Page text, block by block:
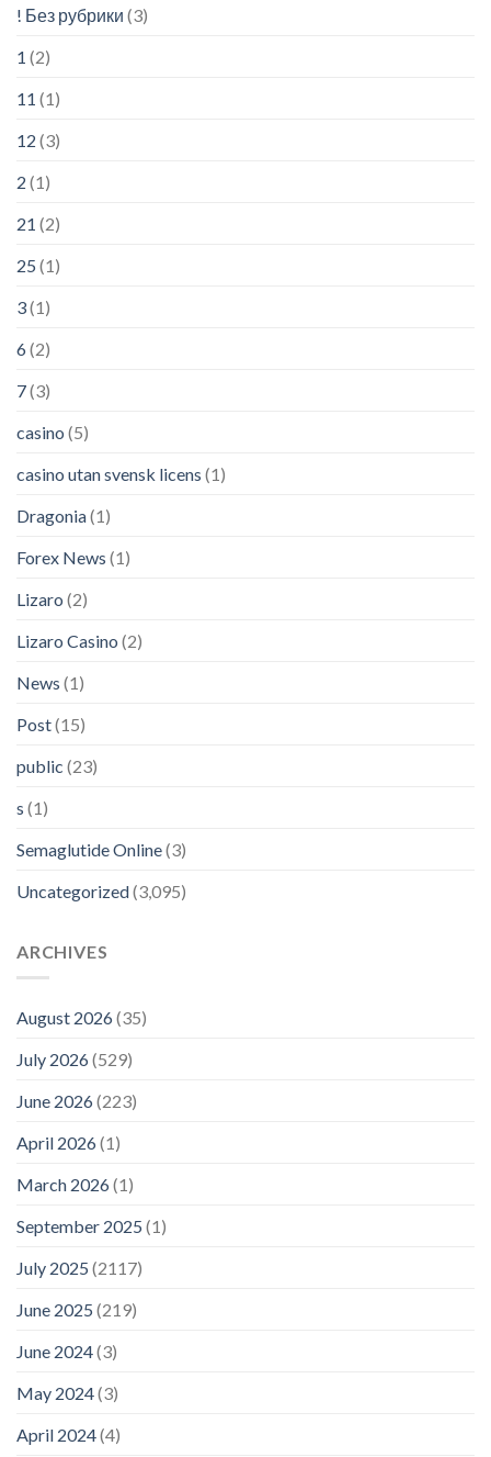
! Без рубрики (3)
1 (2)
11 (1)
12 (3)
2 (1)
21 (2)
25 (1)
3(1)
6(2)
7(3)
casino (5)
casino utan svensk licens (1)
Dragonia(1)
Forex News (1)
Lizaro (2)
Lizaro Casino (2)
News (1)
Post(15)
public (23)
s (1)
Semaglutide Online(3)
Uncategorized(3,095)
ARCHIVES
August 2026(35)
July 2026(529)
June 2026(223)
April 2026(1)
March 2026(1)
September 2025 (1)
July 2025 (2117)
June 2025 (219)
June 2024(3)
May 2024(3)
April 2024(4)